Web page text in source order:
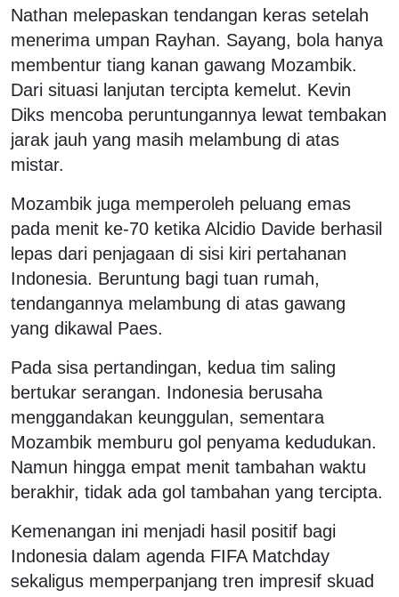
Nathan melepaskan tendangan keras setelah
menerima umpan Rayhan. Sayang, bola hanya
membentur tiang kanan gawang Mozambik.
Dari situasi lanjutan tercipta kemelut. Kevin
Diks mencoba peruntungannya lewat tembakan
jarak jauh yang masih melambung di atas
mistar.
Mozambik juga memperoleh peluang emas
pada menit ke-70 ketika Alcidio Davide berhasil
lepas dari penjagaan di sisi kiri pertahanan
Indonesia. Beruntung bagi tuan rumah,
tendangannya melambung di atas gawang
yang dikawal Paes.
Pada sisa pertandingan, kedua tim saling
bertukar serangan. Indonesia berusaha
menggandakan keunggulan, sementara
Mozambik memburu gol penyama kedudukan.
Namun hingga empat menit tambahan waktu
berakhir, tidak ada gol tambahan yang tercipta.
Kemenangan ini menjadi hasil positif bagi
Indonesia dalam agenda FIFA Matchday
sekaligus memperpanjang tren impresif skuad